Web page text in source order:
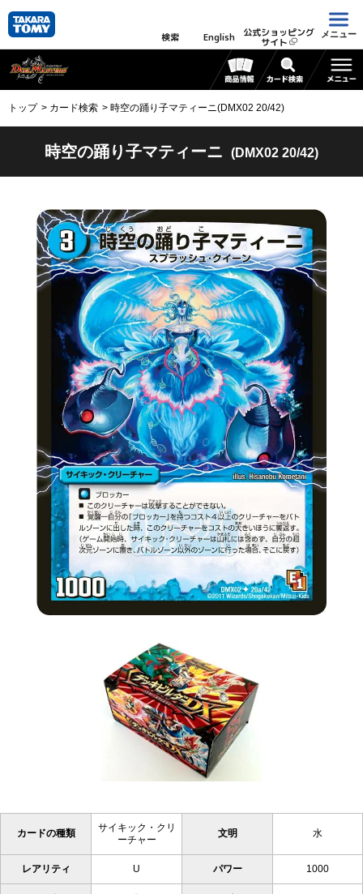
検索 English 公式ショッピング
サイト
メニュー
トップ カード検索 時空の踊り子マティーニ(DMX02 20/42)
時空の踊り子マティーニ (DMX02 20/42)
カードの種類
サイキック・クリ
ーチャー
文明 水
レアリティ U パワー 1000